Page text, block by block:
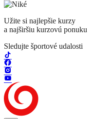
Užite si najlepšie kurzy
a najširšiu kurzovú ponuku
Sledujte športové udalosti